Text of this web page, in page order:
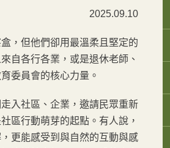
2025.09.10
，但他們卻用最溫柔且堅定的
自各行各業，或是退休老師、
委員會的核心力量。
入社區、企業，邀請民眾重新
區行動萌芽的起點。有人說，
更能感受到與自然的互動與感